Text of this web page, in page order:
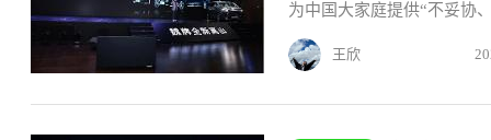
为中国大家庭提供“不妥协
王欣